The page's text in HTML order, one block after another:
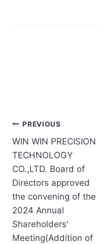
Post
navigation
PREVIOUS
WIN WIN PRECISION
TECHNOLOGY
CO.,LTD. Board of
Directors approved
the convening of the
2024 Annual
Shareholders'
Meeting(Addition of